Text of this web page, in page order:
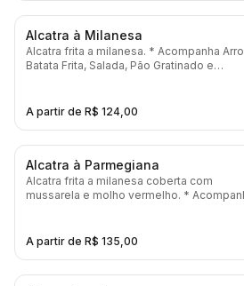
Alcatra à Milanesa
Alcatra frita a milanesa. * Acompanha Arroz,
Batata Frita, Salada, Pão Gratinado e
A partir de R$ 124,00
Alcatra à Parmegiana
Alcatra frita a milanesa coberta com
mussarela e molho vermelho. * Acompanha
A partir de R$ 135,00